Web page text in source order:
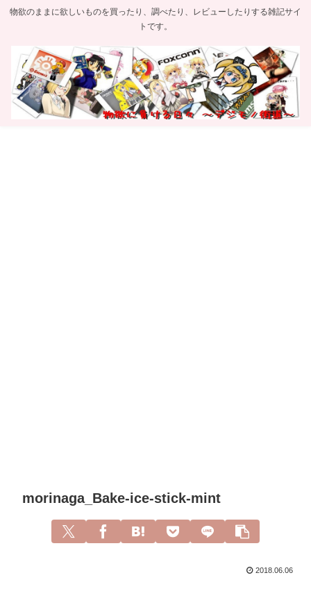
物欲のままに欲しいものを買ったり、調べたり、レビューしたりする雑記サイ
トです。
morinaga_Bake-ice-stick-mint
2018.06.06